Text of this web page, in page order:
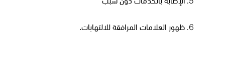
ظهور العلامات المرافقة للالتهابات.